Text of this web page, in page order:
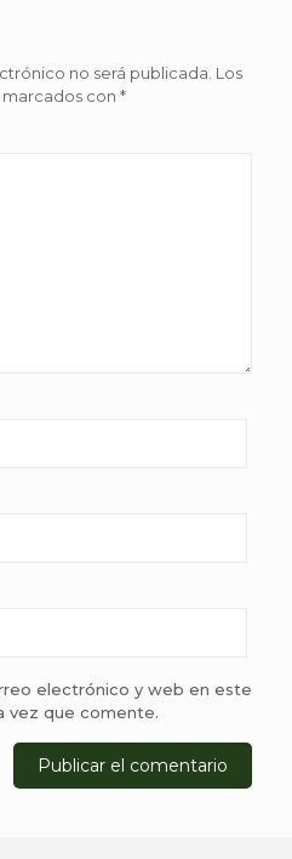
no será publicada. Los
con *
electrónico y web en este
vez que comente.